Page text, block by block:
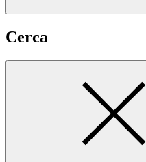
Cerca